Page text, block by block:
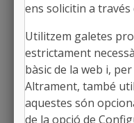
El
http://
ens solicitin a través
Utilitzem galetes
estrictament
bàsic de la web i,
Altrament, també
aquestes són
de la opció de